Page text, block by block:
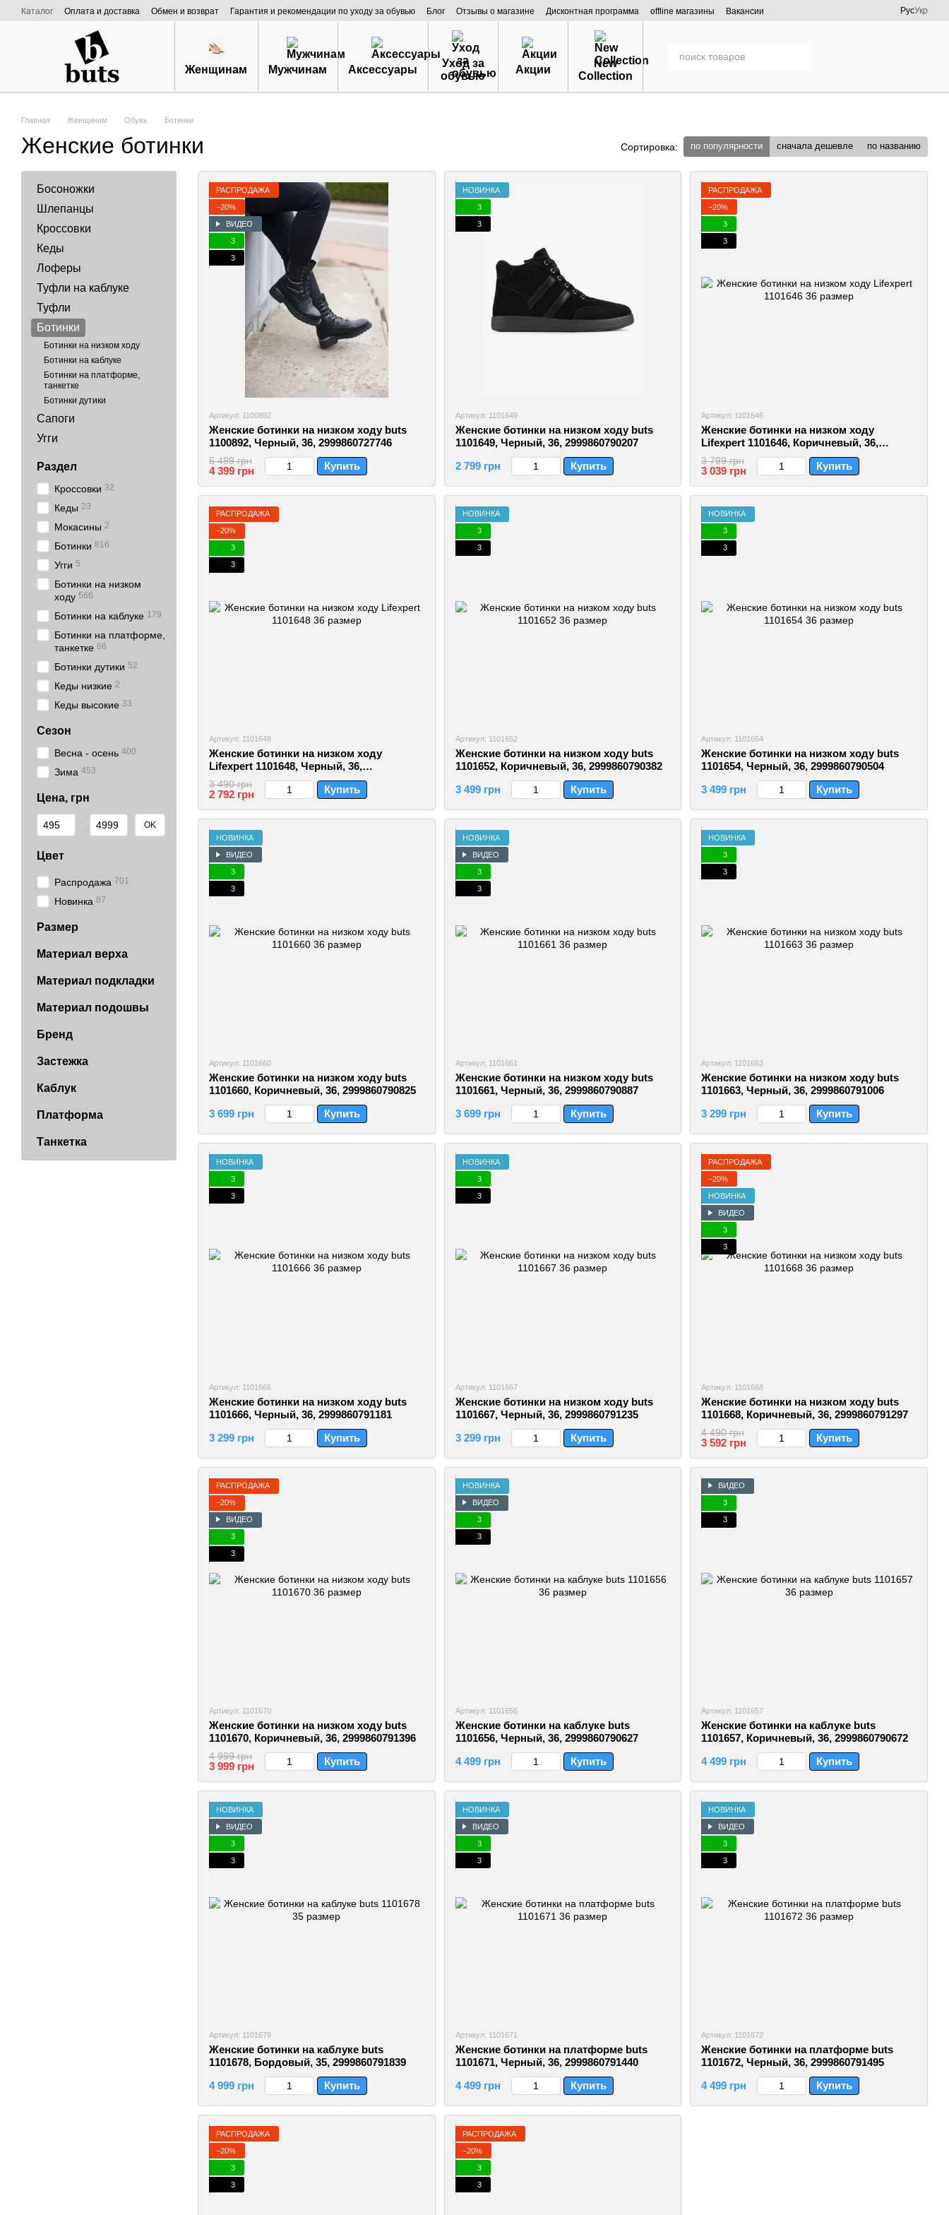
Перейти к основному контенту
Каталог Оплата и доставка Обмен и возврат Гарантия и рекомендации по уходу за обувью Блог Отзывы о магазине Дисконтная программа offline магазины
Вакансии
О нас
РусУкр
Женщинам Мужчинам Аксессуары
Уход за
обувью
Акции
New
Collection
Главная Женщинам Обувь Ботинки
Женские ботинки Сортировка: по популярности сначала дешевле по названию
РАСПРОДАЖА
−20%
ВИДЕО
3
3
Артикул: 1100892
Женские ботинки на низком ходу buts
1100892, Черный, 36, 2999860727746
5 499 грн
4 399 грн Купить
НОВИНКА
3
3
Артикул: 1101649
Женские ботинки на низком ходу buts
1101649, Черный, 36, 2999860790207
2 799 грн
Купить
РАСПРОДАЖА
−20%
3
3
Артикул: 1101646
Женские ботинки на низком ходу
Lifexpert 1101646, Коричневый, 36,
2999860790054
3 799 грн
3 039 грн Купить
РАСПРОДАЖА
−20%
3
3
Артикул: 1101648
Женские ботинки на низком ходу
Lifexpert 1101648, Черный, 36,
2999860790153
3 490 грн
2 792 грн Купить
НОВИНКА
3
3
Артикул: 1101652
Женские ботинки на низком ходу buts
1101652, Коричневый, 36, 2999860790382
3 499 грн
Купить
НОВИНКА
3
3
Артикул: 1101654
Женские ботинки на низком ходу buts
1101654, Черный, 36, 2999860790504
3 499 грн
Купить
НОВИНКА
ВИДЕО
3
3
Артикул: 1101660
Женские ботинки на низком ходу buts
1101660, Коричневый, 36, 2999860790825
3 699 грн
Купить
НОВИНКА
ВИДЕО
3
3
Артикул: 1101661
Женские ботинки на низком ходу buts
1101661, Черный, 36, 2999860790887
3 699 грн
Купить
НОВИНКА
3
3
Артикул: 1101663
Женские ботинки на низком ходу buts
1101663, Черный, 36, 2999860791006
3 299 грн
Купить
НОВИНКА
3
3
Артикул: 1101666
Женские ботинки на низком ходу buts
1101666, Черный, 36, 2999860791181
3 299 грн
Купить
НОВИНКА
3
3
Артикул: 1101667
Женские ботинки на низком ходу buts
1101667, Черный, 36, 2999860791235
3 299 грн
Купить
РАСПРОДАЖА
−20%
НОВИНКА
ВИДЕО
3
3
Артикул: 1101668
Женские ботинки на низком ходу buts
1101668, Коричневый, 36, 2999860791297
4 490 грн
3 592 грн Купить
РАСПРОДАЖА
−20%
ВИДЕО
3
3
Артикул: 1101670
Женские ботинки на низком ходу buts
1101670, Коричневый, 36, 2999860791396
4 999 грн
3 999 грн Купить
НОВИНКА
ВИДЕО
3
3
Артикул: 1101656
Женские ботинки на каблуке buts
1101656, Черный, 36, 2999860790627
4 499 грн
Купить
ВИДЕО
3
3
Артикул: 1101657
Женские ботинки на каблуке buts
1101657, Коричневый, 36, 2999860790672
4 499 грн
Купить
НОВИНКА
ВИДЕО
3
3
Артикул: 1101678
Женские ботинки на каблуке buts
1101678, Бордовый, 35, 2999860791839
4 999 грн
Купить
НОВИНКА
ВИДЕО
3
3
Артикул: 1101671
Женские ботинки на платформе buts
1101671, Черный, 36, 2999860791440
4 499 грн
Купить
НОВИНКА
ВИДЕО
3
3
Артикул: 1101672
Женские ботинки на платформе buts
1101672, Черный, 36, 2999860791495
4 499 грн
Купить
РАСПРОДАЖА
−20%
3
3
РАСПРОДАЖА
−20%
3
3
Босоножки
Шлепанцы
Кроссовки
Кеды
Лоферы
Туфли на каблуке
Туфли
Ботинки
Ботинки на низком ходу
Ботинки на каблуке
Ботинки на платформе,
танкетке
Ботинки дутики
Сапоги
Угги
Раздел
Кроссовки 32
Кеды 23
Мокасины 2
Ботинки 816
Угги 5
Ботинки на низком
ходу 566
Ботинки на каблуке 179
Ботинки на платформе,
танкетке 66
Ботинки дутики 52
Кеды низкие 2
Кеды высокие 33
Сезон
Весна - осень 400
Зима 453
Цена, грн
От Цена, грн
До Цена, грн OK
Цвет
Распродажа 701
Новинка 87
Размер
Материал верха
Материал подкладки
Материал подошвы
Бренд
Застежка
Каблук
Платформа
Танкетка